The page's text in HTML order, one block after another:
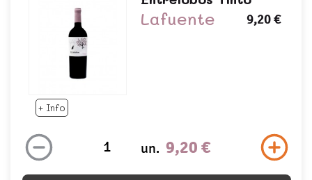
+ Info
Lafuente 9,20 €
un. 9,20 €